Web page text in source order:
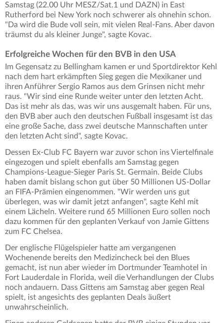
Samstag (22.00 Uhr MESZ/Sat.1 und DAZN) in East
Rutherford bei New York noch schwerer als ohnehin schon.
"Da wird die Bude voll sein, mit vielen Real-Fans. Aber davon
träumst du als kleiner Junge", sagte Kovac.
Erfolgreiche Wochen für den BVB in den USA
Im Gegensatz zu Bellingham kamen er und Sportdirektor Kehl
nach dem hart erkämpften Sieg gegen die Mexikaner und
ihren Anführer Sergio Ramos aus dem Grinsen nicht mehr
raus. "Wir sind eine Runde weiter unter den letzten Acht.
Das ist mehr als das, was wir uns ausgemalt haben. Für uns,
den BVB aber auch den deutschen Fußball insgesamt ist das
eine große Sache, dass zwei deutsche Mannschaften unter
den letzten Acht sind", sagte Kovac.
Dessen Ex-Club FC Bayern war zuvor schon ins Viertelfinale
eingezogen und spielt ebenfalls am Samstag gegen
Champions-League-Sieger Paris St. Germain. Beide Clubs
haben damit bislang schon gut über 50 Millionen US-Dollar
an FIFA-Prämien eingenommen. "Wir werden uns gut
überlegen, was wir damit jetzt anfangen", sagte Kehl mit
einem Lächeln. Weitere rund 65 Millionen Euro sollen noch
dazu kommen für den geplanten Verkauf von Jamie Gittens
zum FC Chelsea.
Der englische Flügelspieler hatte am vergangenen
Wochenende bereits den Medizincheck bei den Blues
gemacht, ist nun aber wieder im Dortmunder Teamhotel in
Fort Lauderdale in Florida, weil die Verhandlungen der Clubs
noch andauern. Dass Gittens am Samstag aber gegen Real
spielt, ist angesichts des geplanten Deals äußert
unwahrscheinlich.